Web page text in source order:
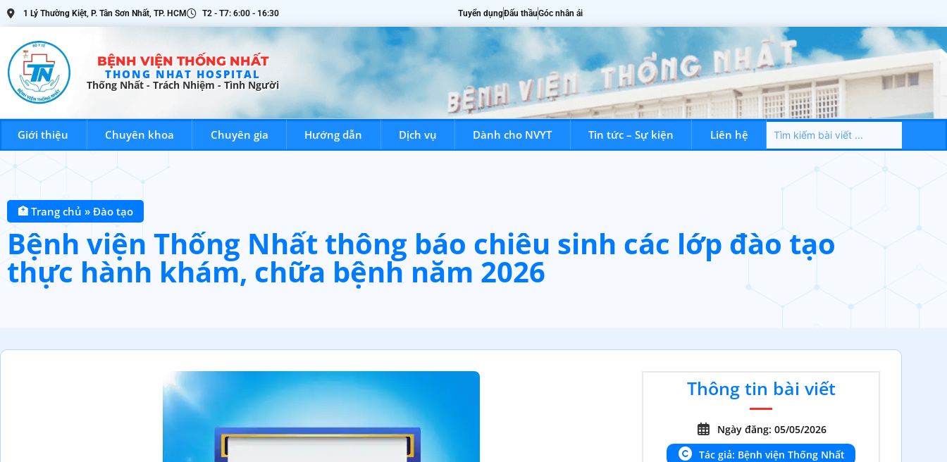
1 Lý Thường Kiệt, P. Tân Sơn Nhất, TP. HCM T2 - T7: 6:00 - 16:30 Tuyển dụngĐấu thầuGóc nhân ái
BỆNH VIỆN THỐNG NHẤT
THONG NHAT HOSPITAL
Thống Nhất - Trách Nhiệm - Tình Người
BỆNH VIỆN THỐNG NHẤT
Thống Nhất - Trách Nhiệm - Tình Người Giới thiệu Chuyên khoa Chuyên gia Hướng dẫn Dịch vụ Dành cho NVYT Tin tức – Sự kiện Liên hệ
Giới thiệu Chuyên khoa Chuyên gia Hướng dẫn Dịch vụ Dành cho NVYT Tin tức – Sự kiện Liên hệ
🏥 Trang chủ » Đào tạo
Bệnh viện Thống Nhất thông báo chiêu sinh các lớp đào tạo
thực hành khám, chữa bệnh năm 2026
Thông tin bài viết
Ngày đăng: 05/05/2026
Tác giả: Bệnh viện Thống Nhất